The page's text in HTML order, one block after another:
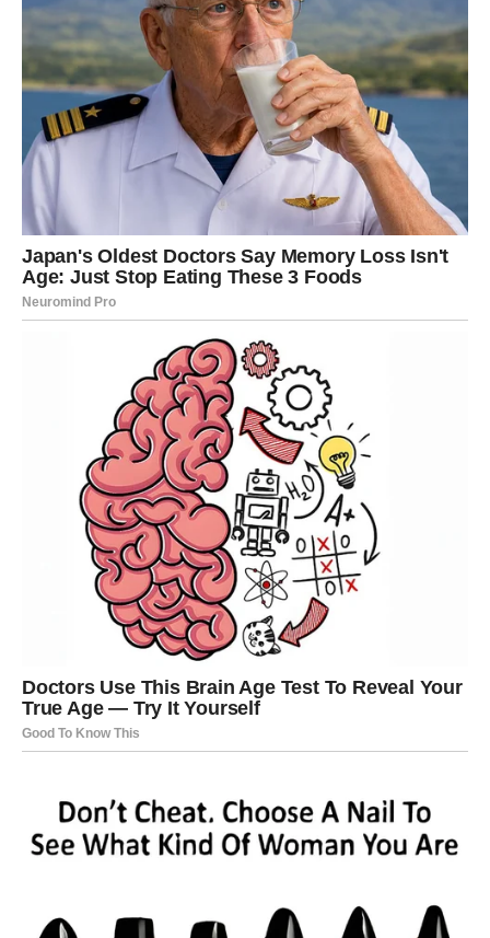
brinulo i iscrpljivalo polako gubi snagu. Osećaš kao da ti
neko skida teret sa grudi, kao da konačno možeš da dišeš
punim plućima. Ovo je vikend kadasrce pronalazi
sigurnost, a duša utočište.
Emocije su i dalje jake, ali sada sučiste i isceljujuće
Moguće su suze – ali to nisu suze bola, već suze radosti,
zahvalnosti i oslobađanja. Rak shvata da nije bio sam ni u
najtežim trenucima, čak i kada je tako izgledalo. Sledeći
vikend donosi potvrdu da je ljubav oko tebe stvarna i
prisutna.
porodičnim odnosimadolazi do smirivanja.
Nesporazumi se razrešavaju, tenzije popuštaju, a toplina
se vraća. Ovo je idealan vikend za zajedničke trenutke,
razgovore bez pritiska i osećaj pripadnosti. Rak ponovo
oseća da ima svoje mesto, svoj krug i svoju sigurnu luku.
ljubavnom planu, sreća dolazi kroz pažnju, nežnost i
dokaz emocija. Ako si u vezi, partner pokazuje da mu je
stalo – delima, a ne samo rečima. Ako si dugo čekao znak,
potvrdu ili gest, sledeći vikend ga donosi. Ako si
slobodan, moguće je da neko iz okruženja pokaže
interesovanje koje te duboko dira, jer dolazi iskreno i bez
igre.
Rak sledećeg vikenda shvata jednu važnu istinu:nije
prestaneš da se braniš od onoga što jesi.
PREOKRETA, ISTINE I STRASTI